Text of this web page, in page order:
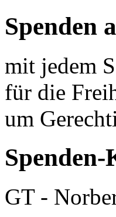
Spenden
mit jedem
für die
um
Spenden-
GT -